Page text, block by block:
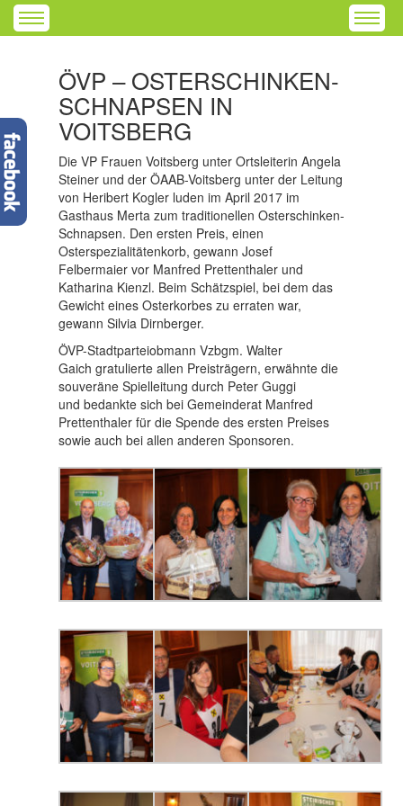
ÖVP – OSTERSCHINKEN-
SCHNAPSEN IN
VOITSBERG
Die VP Frauen Voitsberg unter Ortsleiterin Angela
Steiner und der ÖAAB-Voitsberg unter der Leitung
von Heribert Kogler luden im April 2017 im
Gasthaus Merta zum traditionellen Osterschinken-
Schnapsen. Den ersten Preis, einen
Osterspezialitätenkorb, gewann Josef
Felbermaier vor Manfred Prettenthaler und
Katharina Kienzl. Beim Schätzspiel, bei dem das
Gewicht eines Osterkorbes zu erraten war,
gewann Silvia Dirnberger.
ÖVP-Stadtparteiobmann Vzbgm. Walter
Gaich gratulierte allen Preisträgern, erwähnte die
souveräne Spielleitung durch Peter Guggi
und bedankte sich bei Gemeinderat Manfred
Prettenthaler für die Spende des ersten Preises
sowie auch bei allen anderen Sponsoren.